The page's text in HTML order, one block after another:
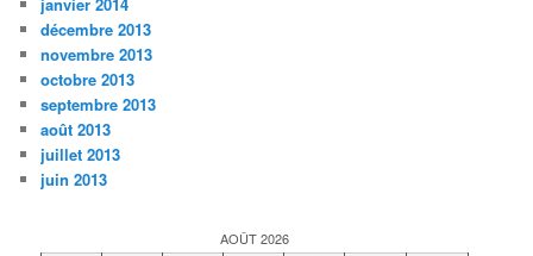
décembre 2013
novembre 2013
octobre 2013
septembre 2013
août 2013
juillet 2013
juin 2013
AOÛT 2026